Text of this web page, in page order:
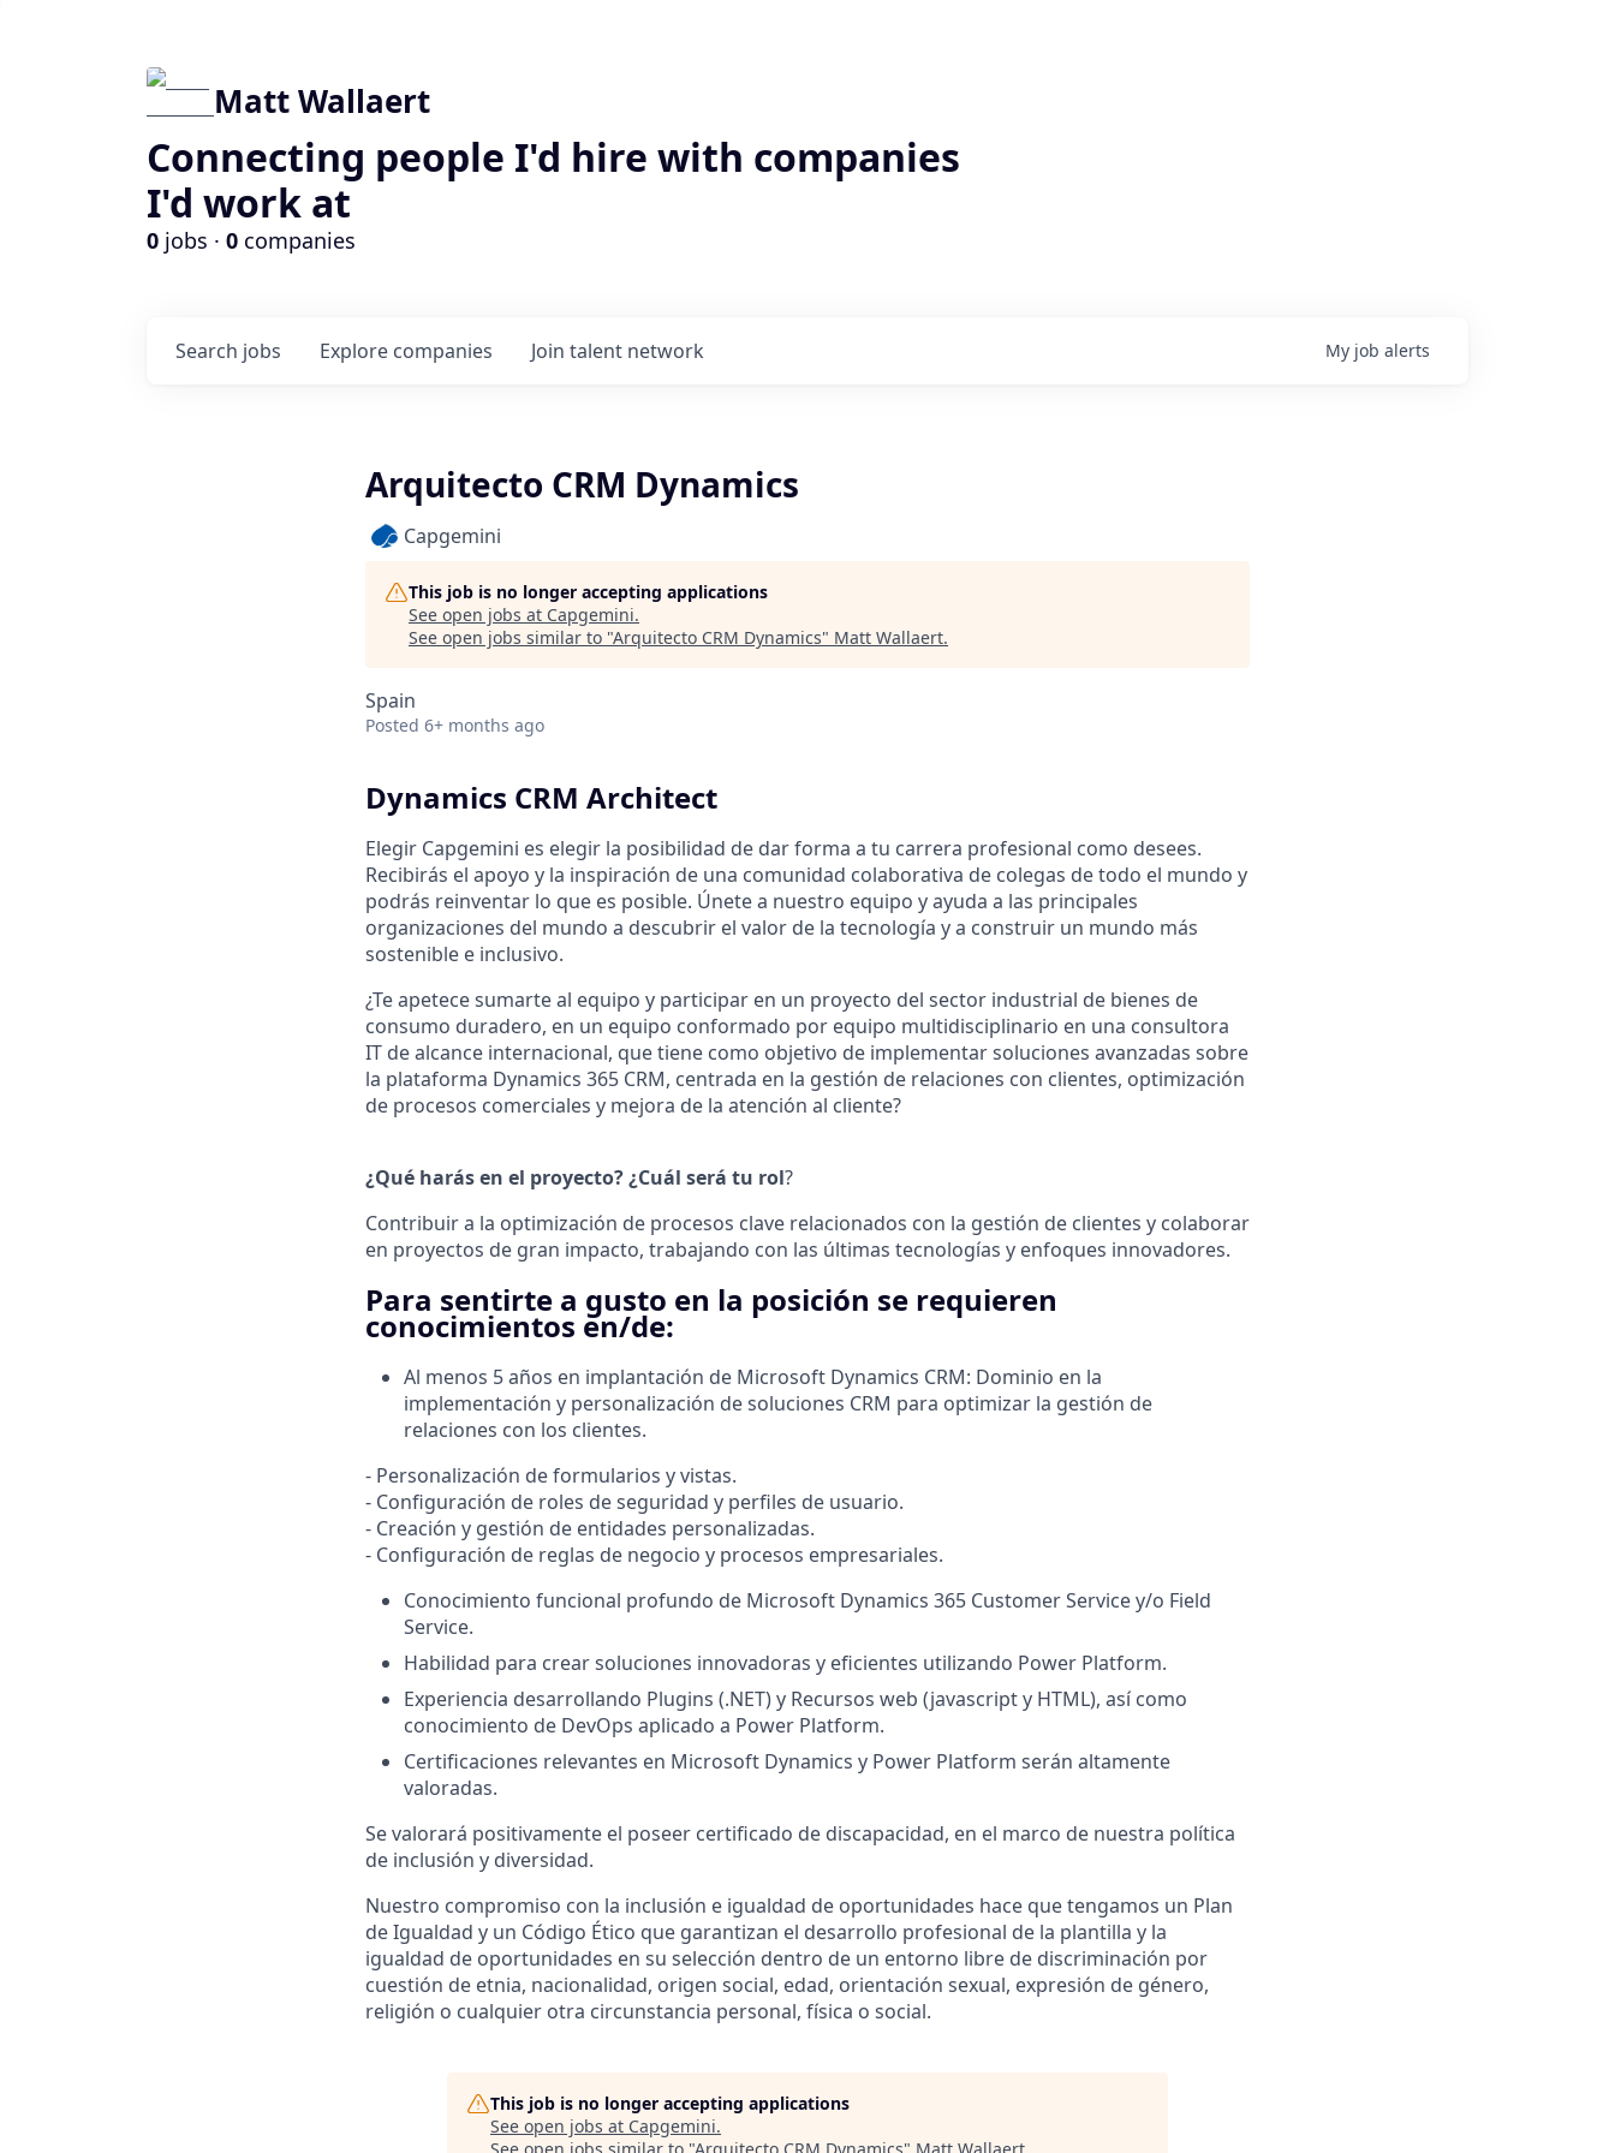
Matt Wallaert
Connecting people I'd hire with companies
I'd work at
0 jobs · 0 companies
Search jobs Explore companies Join talent network My job alerts
Arquitecto CRM Dynamics
Capgemini
This job is no longer accepting applications
See open jobs at Capgemini.
See open jobs similar to "Arquitecto CRM Dynamics" Matt Wallaert.
Spain
Posted 6+ months ago
Dynamics CRM Architect
Elegir Capgemini es elegir la posibilidad de dar forma a tu carrera profesional como desees.
Recibirás el apoyo y la inspiración de una comunidad colaborativa de colegas de todo el mundo y
podrás reinventar lo que es posible. Únete a nuestro equipo y ayuda a las principales
organizaciones del mundo a descubrir el valor de la tecnología y a construir un mundo más
sostenible e inclusivo.
¿Te apetece sumarte al equipo y participar en un proyecto del sector industrial de bienes de
consumo duradero, en un equipo conformado por equipo multidisciplinario en una consultora
IT de alcance internacional, que tiene como objetivo de implementar soluciones avanzadas sobre
la plataforma Dynamics 365 CRM, centrada en la gestión de relaciones con clientes, optimización
de procesos comerciales y mejora de la atención al cliente?
¿Qué harás en el proyecto? ¿Cuál será tu rol?
Contribuir a la optimización de procesos clave relacionados con la gestión de clientes y colaborar
en proyectos de gran impacto, trabajando con las últimas tecnologías y enfoques innovadores.
Para sentirte a gusto en la posición se requieren
conocimientos en/de:
Al menos 5 años en implantación de Microsoft Dynamics CRM: Dominio en la
implementación y personalización de soluciones CRM para optimizar la gestión de
relaciones con los clientes.
- Personalización de formularios y vistas.
- Configuración de roles de seguridad y perfiles de usuario.
- Creación y gestión de entidades personalizadas.
- Configuración de reglas de negocio y procesos empresariales.
Conocimiento funcional profundo de Microsoft Dynamics 365 Customer Service y/o Field
Service.
Habilidad para crear soluciones innovadoras y eficientes utilizando Power Platform.
Experiencia desarrollando Plugins (.NET) y Recursos web (javascript y HTML), así como
conocimiento de DevOps aplicado a Power Platform.
Certificaciones relevantes en Microsoft Dynamics y Power Platform serán altamente
valoradas.
Se valorará positivamente el poseer certificado de discapacidad, en el marco de nuestra política
de inclusión y diversidad.
Nuestro compromiso con la inclusión e igualdad de oportunidades hace que tengamos un Plan
de Igualdad y un Código Ético que garantizan el desarrollo profesional de la plantilla y la
igualdad de oportunidades en su selección dentro de un entorno libre de discriminación por
cuestión de etnia, nacionalidad, origen social, edad, orientación sexual, expresión de género,
religión o cualquier otra circunstancia personal, física o social.
This job is no longer accepting applications
See open jobs at Capgemini.